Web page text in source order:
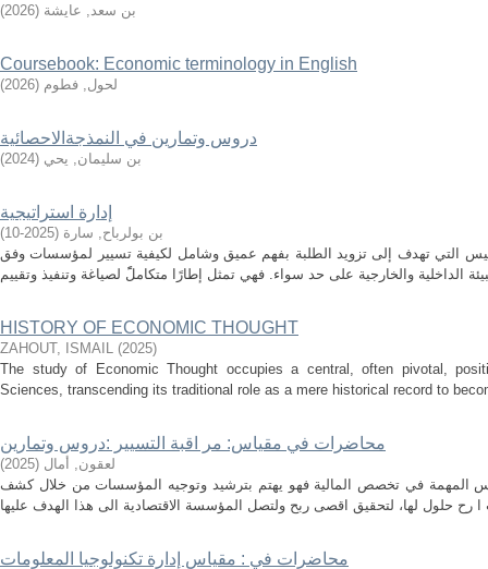
بن سعد, عايشة (
2026
)
Coursebook: Economic terminology in English
لحول, فطوم (
2026
)
دروس وتمارين في النمذجةالاحصائية
بن سليمان, يحي (
2024
)
إدارة استراتيجية
بن بولرباح, سارة (
2025-10
)
التي تهدف إلى تزويد الطلبة بفهم عميق وشامل لكيفية تسيير لمؤسسات وفق
HISTORY OF ECONOMIC THOUGHT
ZAHOUT, ISMAIL (2025)
The study of Economic Thought occupies a central, often pivotal,
Sciences, transcending its traditional role as a mere historical record to
محاضرات في مقياس: مر اقبة التسيير :دروس وتمارين
لعقون, أمال (
2025
)
المهمة في تخصص المالية فهو يهتم بترشيد وتوجيه المؤسسات من خلال كشف
محاضرات في : مقياس إدارة تكنولوجيا المعلومات